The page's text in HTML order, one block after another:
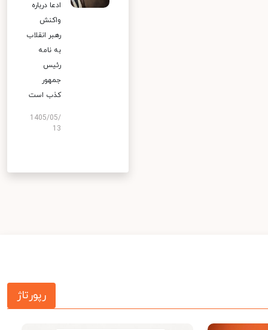
ادعا درباره
واکنش
رهبر انقلاب
به نامه
رئیس
جمهور
کذب است
1405/05/
13
رپورتاژ